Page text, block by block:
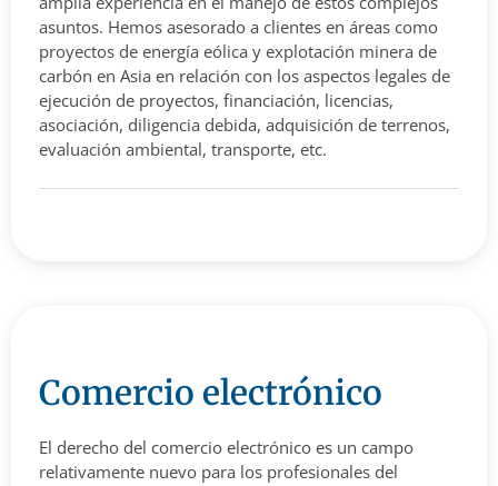
asuntos. Hemos asesorado a clientes en áreas como
proyectos de energía eólica y explotación minera de
carbón en Asia en relación con los aspectos legales de
ejecución de proyectos, financiación, licencias,
asociación, diligencia debida, adquisición de terrenos,
evaluación ambiental, transporte, etc.
Comercio electrónico
El derecho del comercio electrónico es un campo
relativamente nuevo para los profesionales del